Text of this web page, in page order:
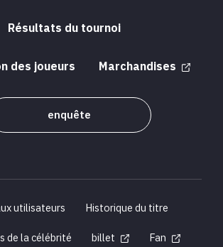
Résultats du tournoi
des joueurs Marchandises
enquête
utilisateurs
Historique du titre
de la célébrité
billet
Fan